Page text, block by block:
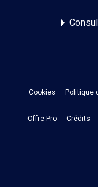
Cookies Politique
Offre Pro Crédits